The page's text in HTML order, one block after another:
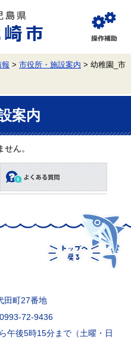
覧
補
助
報 > 市役所・施設案内 > 幼稚園_市
案内
ん。
田町27番地
72-9436
午後5時15分まで（土曜・日